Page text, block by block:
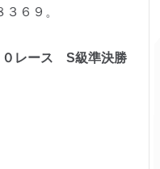
６９。
レース S級準決勝